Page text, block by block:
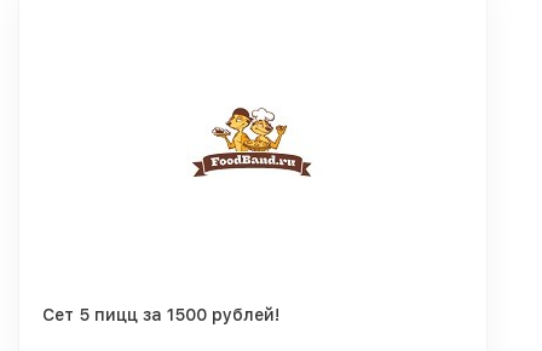
Сет 5 пицц за 1500 рублей!